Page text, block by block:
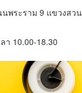
พระราม 9 แขวงสว
า 10.00-18.30